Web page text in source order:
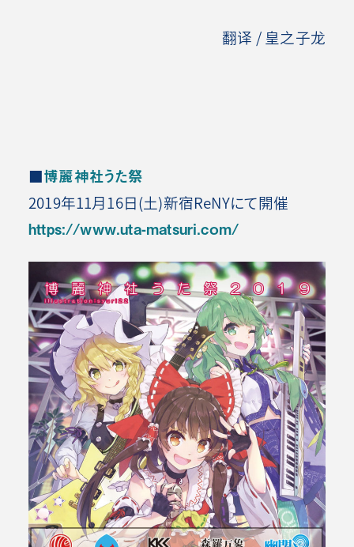
翻译 / 皇之子龙
■博麗神社うた祭
2019年11月16日(土)新宿ReNYにて開催
https://www.uta-matsuri.com/